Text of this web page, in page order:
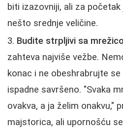
biti izazovniji, ali za
nešto srednje veličine.
Budite strpljivi sa
zahteva najviše vežbe.
konac i ne obeshrabrujte
ispadne savršeno. "Svaka
ovakva, a ja želim onakvu,"
majstorica, ali upornošću